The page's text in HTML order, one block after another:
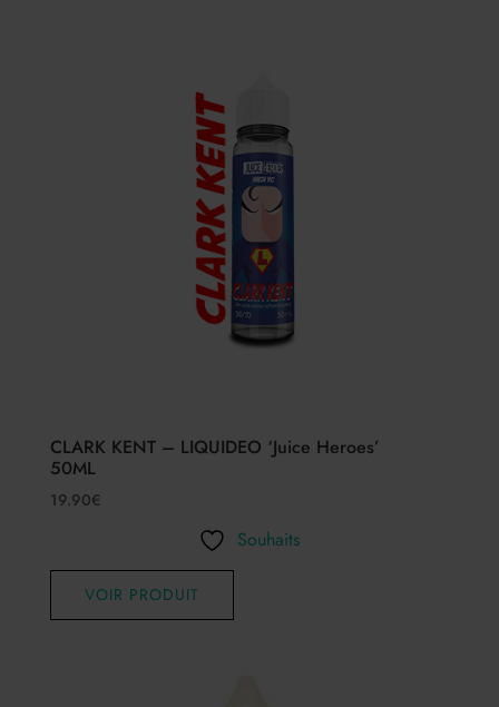
CLARK KENT – LIQUIDEO ‘Juice Heroes’
50ML
19.90€
Souhaits
VOIR PRODUIT